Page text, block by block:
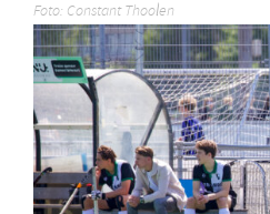
Foto: Constant Thoolen